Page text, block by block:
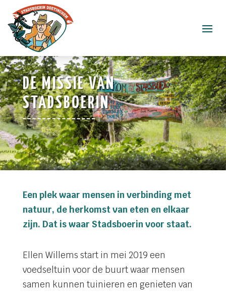
DE MISSIE VAN
STADSBOERIN
Een plek waar mensen in verbinding met
natuur, de herkomst van eten en elkaar
zijn. Dat is waar Stadsboerin voor staat.
Ellen Willems start in mei 2019 een
voedseltuin voor de buurt waar mensen
samen kunnen tuinieren en genieten van